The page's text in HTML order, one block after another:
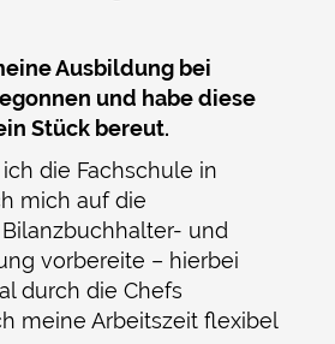
Ausbildung bei
und habe diese
Stück bereut.
die Fachschule in
mich auf die
und
vorbereite – hierbei
durch die Chefs
meine Arbeitszeit flexibel